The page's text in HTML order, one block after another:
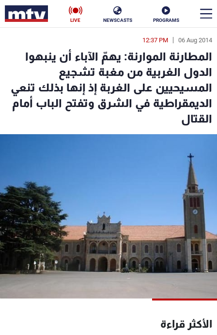
PROGRAMS
NEWSCASTS
LIVE
06 Aug 2014
12:37 PM
المطارنة الموارنة: يهمّ الآباء أن ينبهوا
الدول الغربية من مغبة تشجيع
المسيحيين على الغربة إذ إنها بذلك تنعي
الديمقراطية في الشرق وتفتح الباب أمام
القتال
الأكثر قراءة
en
الأخبار
سياسة ناس
إقتصاد فن
منوعات رياضة
كأس العالم
البرامج
جدول البرامج
شاهد البرامج
الترددات
عن MTV
وظائف